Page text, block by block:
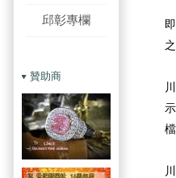
邱彰專欄
贊助商
檔